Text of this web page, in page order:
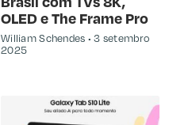
OLED e The Frame Pro
William Schendes
3 setembro
2025